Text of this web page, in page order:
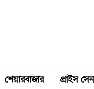
শেয়ারবাজার প্রাইস